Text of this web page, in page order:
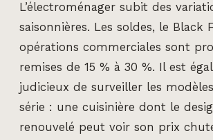
L’électroménager subit des
saisonnières. Les soldes, le Black
opérations commerciales sont
remises de 15 % à 30 %. Il est
judicieux de surveiller les
série : une cuisinière dont le
renouvelé peut voir son prix